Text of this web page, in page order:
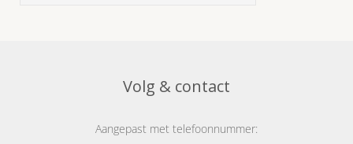
Volg & contact
Aangepast met telefoonnummer: